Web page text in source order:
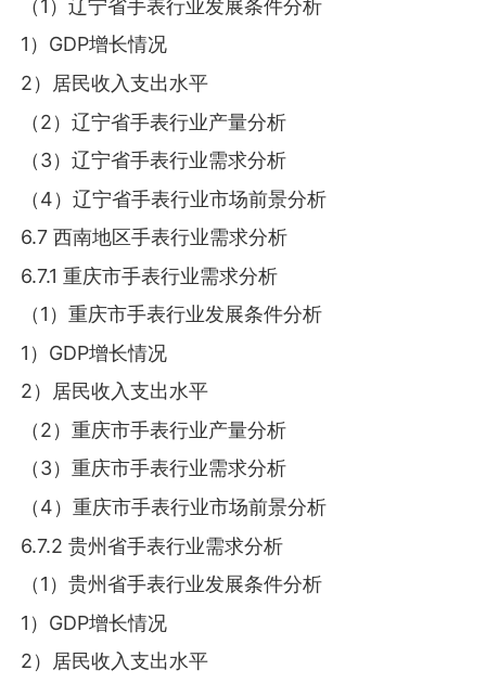
（1）辽宁省手表行业发展条件分析
1）GDP增长情况
2）居民收入支出水平
（2）辽宁省手表行业产量分析
（3）辽宁省手表行业需求分析
（4）辽宁省手表行业市场前景分析
6.7 西南地区手表行业需求分析
6.7.1 重庆市手表行业需求分析
（1）重庆市手表行业发展条件分析
1）GDP增长情况
2）居民收入支出水平
（2）重庆市手表行业产量分析
（3）重庆市手表行业需求分析
（4）重庆市手表行业市场前景分析
6.7.2 贵州省手表行业需求分析
（1）贵州省手表行业发展条件分析
1）GDP增长情况
2）居民收入支出水平